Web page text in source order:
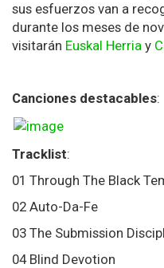
sus esfuerzos van a
durante los meses de
visitarán Euskal Herria y
Canciones destacables:
Tracklist:
01 Through The Black
02 Auto-Da-Fe
03 The Submission
04 Blind Devotion